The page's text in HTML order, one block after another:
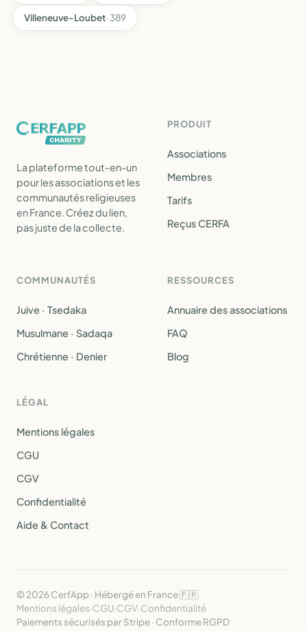
Villeneuve-Loubet· 389
La plateforme tout-en-un
pour les associations et les
communautés religieuses
en France. Créez du lien,
pas juste de la collecte.
PRODUIT
Associations
Membres
Tarifs
Reçus CERFA
COMMUNAUTÉS
Juive · Tsedaka
Musulmane · Sadaqa
Chrétienne · Denier
RESSOURCES
Annuaire des associations
FAQ
Blog
LÉGAL
Mentions légales
CGU
CGV
Confidentialité
Aide & Contact
© 2026 CerfApp · Hébergé en France 🇫🇷
Mentions légales·CGU·CGV·Confidentialité
Paiements sécurisés par Stripe · Conforme RGPD